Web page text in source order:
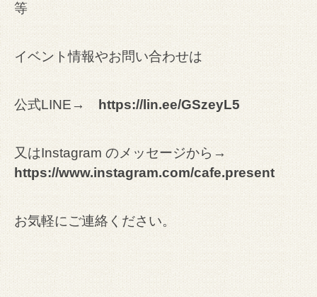
等
イベント情報やお問い合わせは
公式LINE→ https://lin.ee/GSzeyL5
又はInstagram のメッセージから→
https://www.instagram.com/cafe.present
お気軽にご連絡ください。